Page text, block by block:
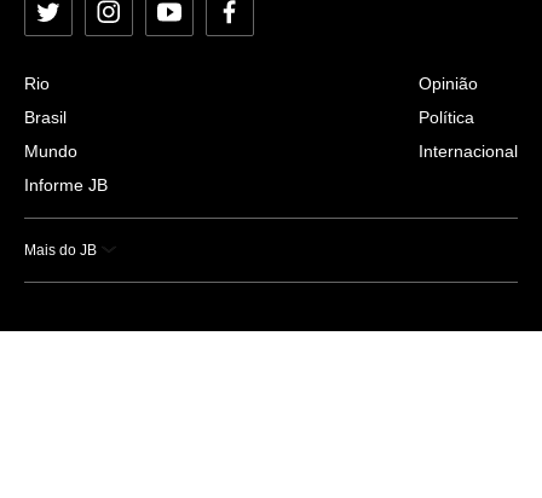
Twitter InstagramYouTubeFacebook
Rio
Brasil
Mundo
Informe JB
Opinião
Política
Internacional
Mais do JB
Esportes